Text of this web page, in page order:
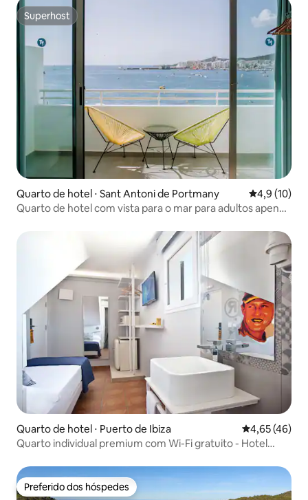
Superhost
Superhost
Quarto de hotel ⋅ Sant Antoni de Portmany 4,9 de uma
4,9 (10)
Quarto de hotel com vista para o mar para adultos apenas
Quarto de hotel ⋅ Puerto de Ibiza 4,65 de uma
4,65 (46)
Quarto individual premium com Wi-Fi gratuito - Hotel
Preferido dos hóspedes
Preferido dos hóspedes